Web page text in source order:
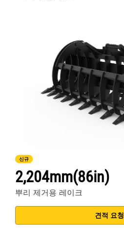
신규
2,204mm(86in)
뿌리 제거용 레이크
견적 요청